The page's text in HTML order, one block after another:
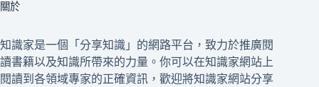
關於
知識家是一個「分享知識」的網路平台，致力於推廣閱
讀書籍以及知識所帶來的力量。你可以在知識家網站上
閱讀到各領域專家的正確資訊，歡迎將知識家網站分享